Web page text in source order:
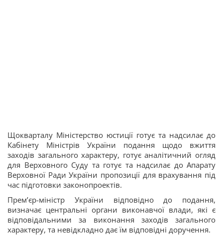
Щокварталу Міністерство юстиції готує та надсилає до
Кабінету Міністрів України подання щодо вжиття
заходів загального характеру, готує аналітичний огляд
для Верховного Суду та готує та надсилає до Апарату
Верховної Ради України пропозиції для врахування під
час підготовки законопроектів.
Прем’єр-міністр України відповідно до подання,
визначає центральні органи виконавчої влади, які є
відповідальними за виконання заходів загального
характеру, та невідкладно дає їм відповідні доручення.